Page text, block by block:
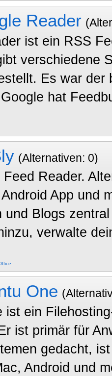
Reader
ist ein RSS
verschiedene
Es war der
hat
(Alternativen: 0)
Reader.
App und
und Blogs
verwalte
One
ist ein
ist primär für
gedacht,
Android und